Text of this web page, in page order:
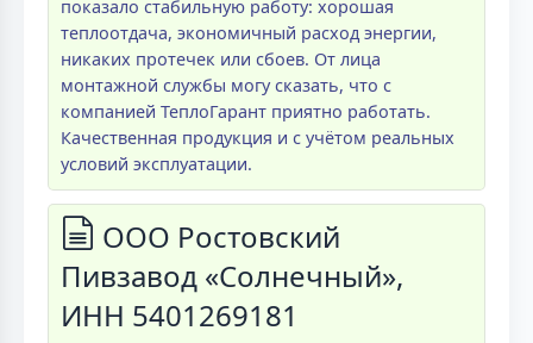
показало стабильную работу: хорошая
теплоотдача, экономичный расход энергии,
никаких протечек или сбоев. От лица
монтажной службы могу сказать, что с
компанией ТеплоГарант приятно работать.
Качественная продукция и с учётом реальных
условий эксплуатации.
ООО Ростовский
Пивзавод «Солнечный»,
ИНН 5401269181